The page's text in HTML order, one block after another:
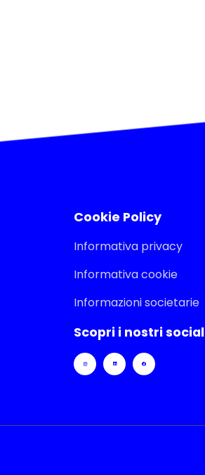
Cookie Policy
Informativa privacy
Informativa cookie
Informazioni societarie
Scopri i nostri social